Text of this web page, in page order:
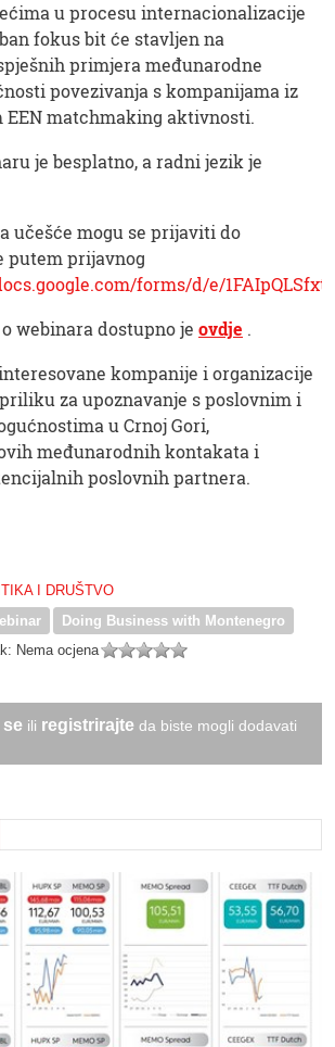
u procesu internacionalizacije
fokus bit će stavljen na
primjera međunarodne
povezivanja s kompanijama iz
EEN matchmaking aktivnosti.
je besplatno, a radni jezik je
učešće mogu se prijaviti do
putem prijavnog
forms/d/e/
webinara dostupno je ovdje .
kompanije i organizacije
za upoznavanje s poslovnim i
u Crnoj Gori,
međunarodnih kontakata i
poslovnih partnera.
I DRUŠTVO
Doing Business with Montenegro
Nema ocjena
ili registrirajte da biste mogli dodavati